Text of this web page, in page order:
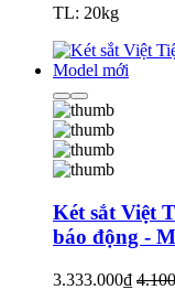
TL: 20kg
Két sắt Việt
báo động -
3.333.000₫